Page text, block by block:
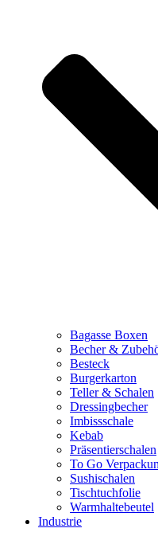
Bagasse Boxen
Becher &
Besteck
Burgerkarton
Teller & Schalen
Dressingbecher
Imbissschale
Kebab
Präsentierschalen
To Go
Sushischalen
Tischtuchfolie
Warmhaltebeutel
Industrie